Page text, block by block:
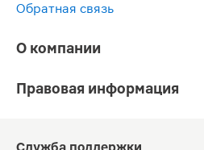
Обратная связь
О компании
Правовая информация